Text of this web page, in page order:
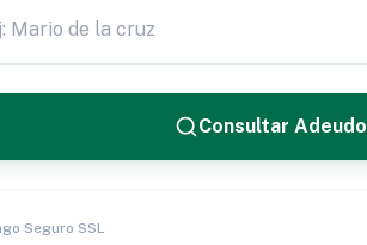
Consultar Adeudo
Seguro SSL